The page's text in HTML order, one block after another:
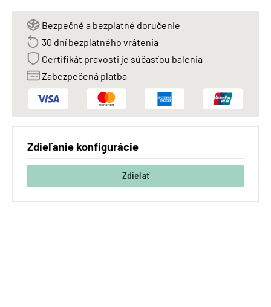
Bezpečné a bezplatné doručenie
30 dní bezplatného vrátenia
Certifikát pravosti je súčasťou balenia
Zabezpečená platba
Zdieľanie konfigurácie
Zdieľať